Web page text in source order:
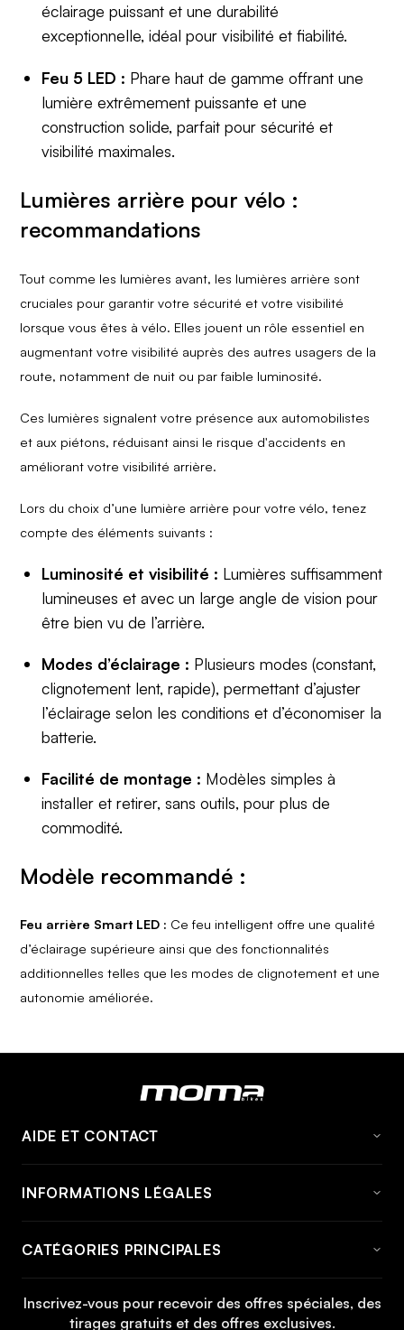
éclairage puissant et une durabilité
exceptionnelle, idéal pour visibilité et fiabilité.
Feu 5 LED : Phare haut de gamme offrant une
lumière extrêmement puissante et une
construction solide, parfait pour sécurité et
visibilité maximales.
Lumières arrière pour vélo :
recommandations
Tout comme les lumières avant, les lumières arrière sont
cruciales pour garantir votre sécurité et votre visibilité
lorsque vous êtes à vélo. Elles jouent un rôle essentiel en
augmentant votre visibilité auprès des autres usagers de la
route, notamment de nuit ou par faible luminosité.
Ces lumières signalent votre présence aux automobilistes
et aux piétons, réduisant ainsi le risque d'accidents en
améliorant votre visibilité arrière.
Lors du choix d’une lumière arrière pour votre vélo, tenez
compte des éléments suivants :
Luminosité et visibilité : Lumières suffisamment
lumineuses et avec un large angle de vision pour
être bien vu de l’arrière.
Modes d’éclairage : Plusieurs modes (constant,
clignotement lent, rapide), permettant d’ajuster
l’éclairage selon les conditions et d’économiser la
batterie.
Facilité de montage : Modèles simples à
installer et retirer, sans outils, pour plus de
commodité.
Modèle recommandé :
Feu arrière Smart LED : Ce feu intelligent offre une qualité
d’éclairage supérieure ainsi que des fonctionnalités
additionnelles telles que les modes de clignotement et une
autonomie améliorée.
AIDE ET CONTACT
Contact
Informations de retour
INFORMATIONS LÉGALES
Politique de cookies
CATÉGORIES PRINCIPALES
Vélo VTT
Inscrivez-vous pour recevoir des offres spéciales, des
tirages gratuits et des offres exclusives.